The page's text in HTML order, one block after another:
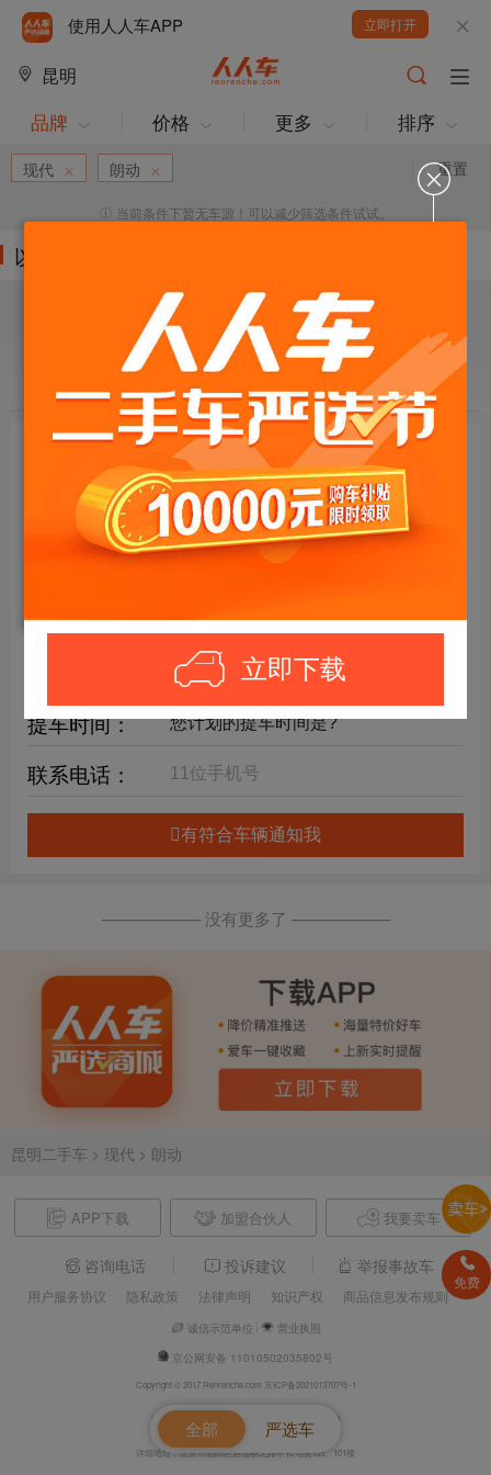
使用人人车APP 立即打开
昆明
立即下载
品牌 价格 更多 排序
重置
现代 朗动
当前条件下暂无车源！可以减少筛选条件试试。
以下车源的筛选条件为:
目标车辆： 请选择欲购车辆
年限要求：
购车预算：
详细要求：
提车时间：
联系电话：
有符合车辆通知我
—————— 没有更多了 ——————
昆明二手车 > 现代 > 朗动
APP下载 加盟合伙人 我要卖车
咨询电话 投诉建议 举报事故车
用户服务协议 隐私政策 法律声明 知识产权 商品信息发布规则
诚信示范单位
营业执照
京公网安备 11010502035802号
Copyright © 2017 Renrenche.com 京ICP备2021013707号-1
北京车欢欢信息技术有限公司 电话：4008610500
详细地址：北京市朝阳区酒仙桥北路甲10号院105、101楼
全部 严选车
免费